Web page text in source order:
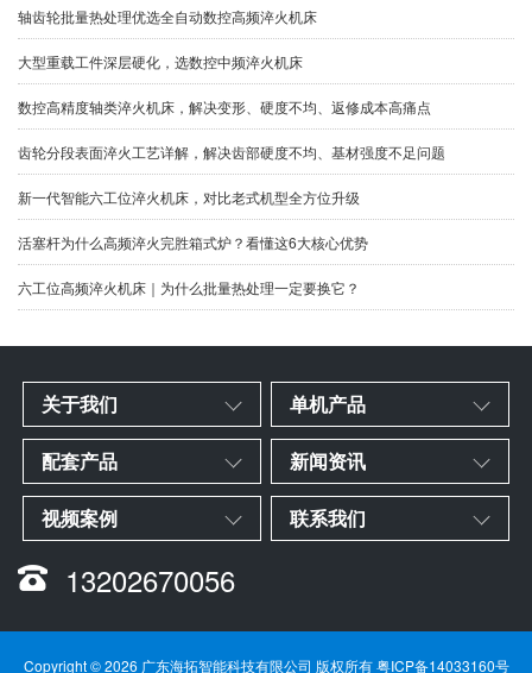
​轴齿轮批量热处理优选全自动数控高频淬火机床
大型重载工件深层硬化，选数控中频淬火机床
数控高精度轴类淬火机床，解决变形、硬度不均、返修成本高痛点
齿轮分段表面淬火工艺详解，解决齿部硬度不均、基材强度不足问题
新一代智能六工位淬火机床，对比老式机型全方位升级
​活塞杆为什么高频淬火完胜箱式炉？看懂这6大核心优势
六工位高频淬火机床｜为什么批量热处理一定要换它？
关于我们 单机产品
配套产品 新闻资讯
视频案例 联系我们
13202670056
Copyright © 2026 广东海拓智能科技有限公司 版权所有粤ICP备14033160号